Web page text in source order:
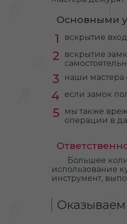
Основными
вскрытие
вскрытие
наши мастера
если замок
мы также
операции в
Большее
использование
инструмент,